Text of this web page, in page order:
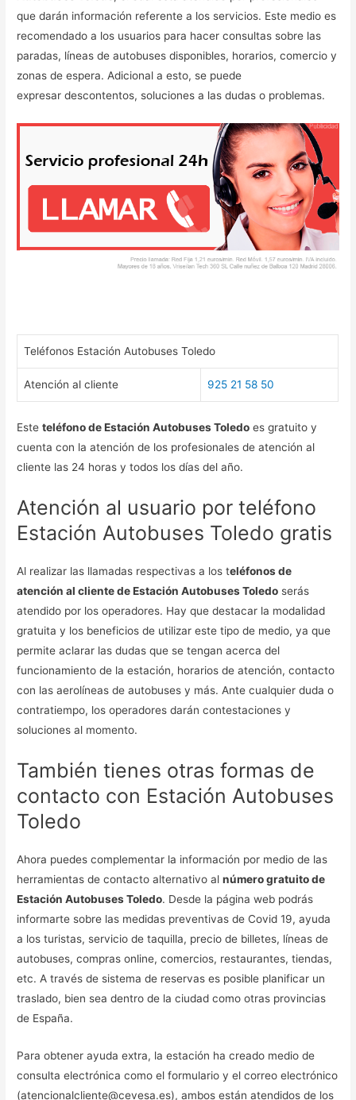
que darán información referente a los servicios. Este medio es
recomendado a los usuarios para hacer consultas sobre las
paradas, líneas de autobuses disponibles, horarios, comercio y
zonas de espera. Adicional a esto, se puede
expresar descontentos, soluciones a las dudas o problemas.
Teléfonos Estación Autobuses Toledo
Atención al cliente 925 21 58 50
Esteteléfono de Estación Autobuses Toledo es gratuito y
cuenta con la atención de los profesionales de atención al
cliente las 24 horas y todos los días del año.
Atención al usuario por teléfono
Estación Autobuses Toledo gratis
Al realizar las llamadas respectivas a los teléfonos de
atención al cliente de Estación Autobuses Toledo serás
atendido por los operadores. Hay que destacar la modalidad
gratuita y los beneficios de utilizar este tipo de medio, ya que
permite aclarar las dudas que se tengan acerca del
funcionamiento de la estación, horarios de atención, contacto
con las aerolíneas de autobuses y más. Ante cualquier duda o
contratiempo, los operadores darán contestaciones y
soluciones al momento.
También tienes otras formas de
contacto con Estación Autobuses
Toledo
Ahora puedes complementar la información por medio de las
herramientas de contacto alternativo alnúmero gratuito de
Estación Autobuses Toledo. Desde la página web podrás
informarte sobre las medidas preventivas de Covid 19, ayuda
a los turistas, servicio de taquilla, precio de billetes, líneas de
autobuses, compras online, comercios, restaurantes, tiendas,
etc. A través de sistema de reservas es posible planificar un
traslado, bien sea dentro de la ciudad como otras provincias
de España.
Para obtener ayuda extra, la estación ha creado medio de
consulta electrónica como el formulario y el correo electrónico
(atencionalcliente@cevesa.es), ambos están atendidos de los